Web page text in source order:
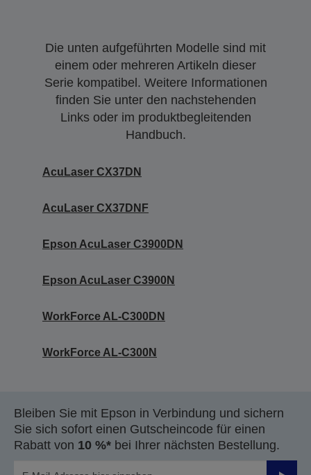
Die unten aufgeführten Modelle sind mit
einem oder mehreren Artikeln dieser
Serie kompatibel. Weitere Informationen
finden Sie unter den nachstehenden
Links oder im produktbegleitenden
Handbuch.
AcuLaser CX37DN
AcuLaser CX37DNF
Epson AcuLaser C3900DN
Epson AcuLaser C3900N
WorkForce AL-C300DN
WorkForce AL-C300N
Bleiben Sie mit Epson in Verbindung und sichern
Sie sich sofort einen Gutscheincode für einen
Rabatt von 10 %* bei Ihrer nächsten Bestellung.